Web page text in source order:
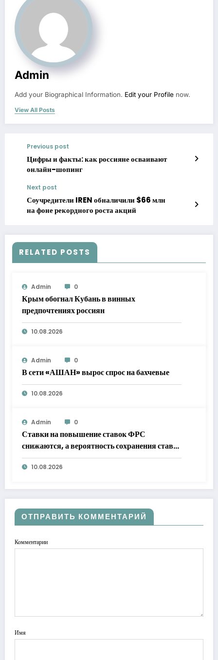
Admin
Add your Biographical Information. Edit your Profile now.
View All Posts
Previous post
Цифры и факты: как россияне осваивают
онлайн-шопинг
Next post
Соучредители IREN обналичили $66 млн
на фоне рекордного роста акций
RELATED POSTS
Admin 0
Крым обогнал Кубань в винных
предпочтениях россиян
10.08.2026
Admin 0
В сети «АШАН» вырос спрос на бахчевые
10.08.2026
Admin 0
Ставки на повышение ставок ФРС
снижаются, а вероятность сохранения ставок
на прежнем уровне в сентябре вырывается в
лидеры
10.08.2026
ОТПРАВИТЬ КОММЕНТАРИЙ
Комментарии
Имя